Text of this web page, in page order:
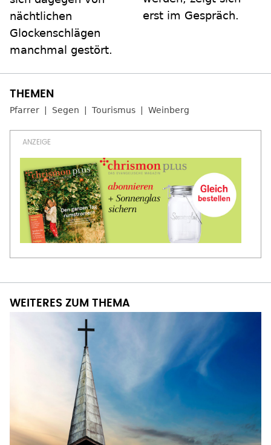
nächtlichen
Glockenschlägen
manchmal gestört.
erst im Gespräch.
Pfarrer Segen Tourismus Weinberg
WEITERES ZUM THEMA